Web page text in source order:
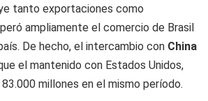
tanto exportaciones como
ampliamente el comercio de Brasil
De hecho, el intercambio con China
el mantenido con Estados Unidos,
millones en el mismo período.